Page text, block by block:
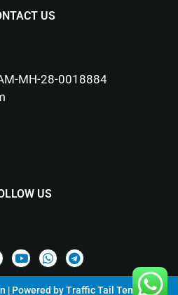
US
MH-28-0018884
US
| Powered byTraffic Tail Templates